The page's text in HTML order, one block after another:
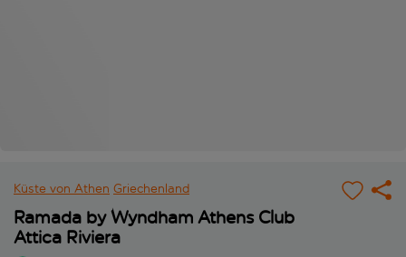
Küste von Athen Griechenland
Ramada by Wyndham Athens Club
Attica Riviera